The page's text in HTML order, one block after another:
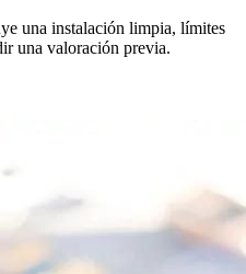
una instalación limpia, límites
una valoración previa.